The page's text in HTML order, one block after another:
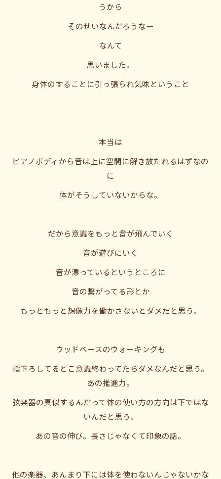
うから
そのせいなんだろうなー
なんて
思いました。
身体のすることに引っ張られ気味ということ
本当は
ピアノボディから音は上に空間に解き放たれるはずなの
に
体がそうしていないからな。
だから意識をもっと音が飛んでいく
音が遊びにいく
音が漂っているというところに
音の繋がってる形とか
もっともっと想像力を働かさないとダメだと思う。
ウッドベースのウォーキングも
指下ろしてるとこ意識終わってたらダメなんだと思う。
あの推進力。
弦楽器の真似するんだって体の使い方の方向は下ではな
いんだと思う。
あの音の伸び。長さじゃなくて印象の話。
他の楽器、あんまり下には体を使わないんじゃないかな